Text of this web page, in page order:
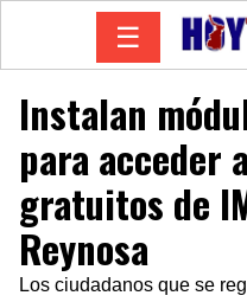
☰
Instalan
para acceder
gratuitos de
Reynosa
Los ciudadanos que se